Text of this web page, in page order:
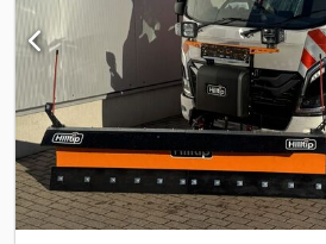
kondicionēšana, gaisa spilvens, joslas
kruīza kontrole, kvēpu filtrs, miglas
lukturi, riepu spiediena uzraudzība,
kontroles sistēma